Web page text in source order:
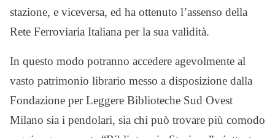
stazione, e viceversa, ed ha ottenuto l’assenso della
Rete Ferroviaria Italiana per la sua validità.
In questo modo potranno accedere agevolmente al
vasto patrimonio librario messo a disposizione dalla
Fondazione per Leggere Biblioteche Sud Ovest
Milano sia i pendolari, sia chi può trovare più comodo